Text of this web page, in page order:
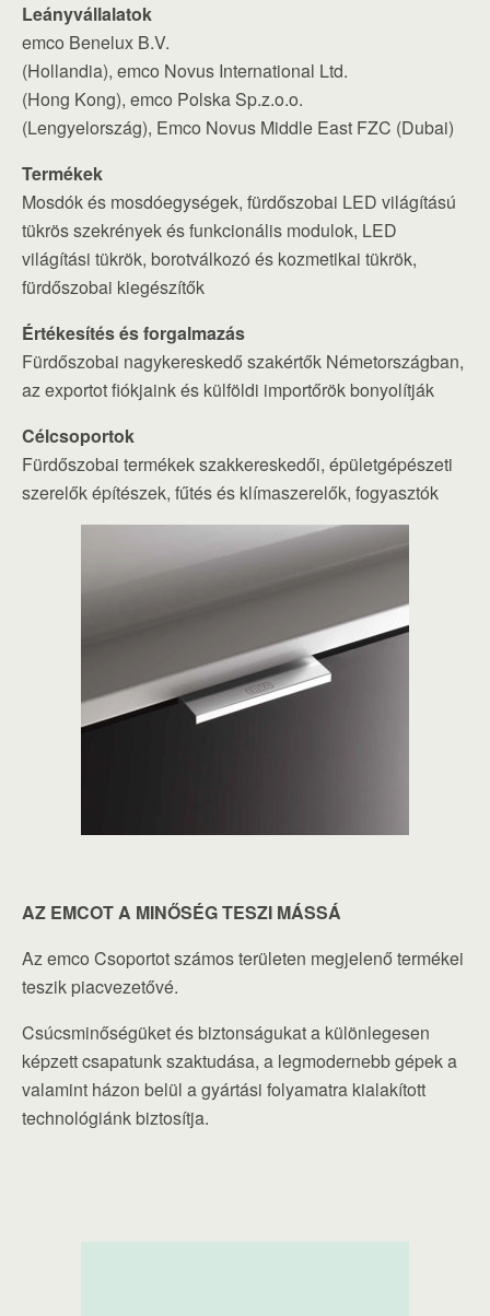
Leányvállalatok
emco Benelux B.V.
(Hollandia), emco Novus International Ltd.
(Hong Kong), emco Polska Sp.z.o.o.
(Lengyelország), Emco Novus Middle East FZC (Dubai)
Termékek
Mosdók és mosdóegységek, fürdőszobai LED világítású
tükrös szekrények és funkcionális modulok, LED
világítási tükrök, borotválkozó és kozmetikai tükrök,
fürdőszobai kiegészítők
Értékesítés és forgalmazás
Fürdőszobai nagykereskedő szakértők Németországban,
az exportot fiókjaink és külföldi importőrök bonyolítják
Célcsoportok
Fürdőszobai termékek szakkereskedői, épületgépészeti
szerelők építészek, fűtés és klímaszerelők, fogyasztók
AZ EMCOT A MINŐSÉG TESZI MÁSSÁ
Az emco Csoportot számos területen megjelenő termékei
teszik piacvezetővé.
Csúcsminőségüket és biztonságukat a különlegesen
képzett csapatunk szaktudása, a legmodernebb gépek a
valamint házon belül a gyártási folyamatra kialakított
technológiánk biztosítja.